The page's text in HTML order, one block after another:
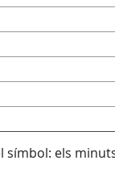
símbol: els